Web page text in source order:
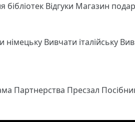
бібліотек Відгуки Магазин
німецьку Вивчати італійську
Партнерства Пресзал